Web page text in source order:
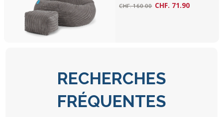
CHF. 160.00 CHF. 71.90
RECHERCHES
FRÉQUENTES